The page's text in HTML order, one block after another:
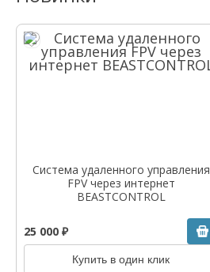
Система удаленного управления
FPV через интернет
BEASTCONTROL
25 000 ₽
Купить в один клик